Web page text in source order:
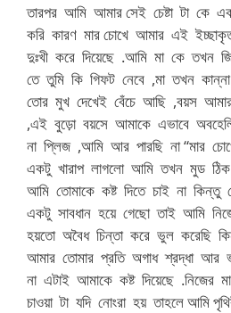
তারপর আমি আমার সেই চেষ্টা টা কে
করি কারণ মার চোখে আমার এই
দুঃখী করে দিয়েছে .আমি মা কে তখন
তে তুমি কি গিফট নেবে ,মা তখন
তোর মুখ দেখেই বেঁচে আছি ,বয়স
,এই বুড়ো বয়সে আমাকে এভাবে
না প্লিজ ,আমি আর পারছি না “মার
একটু খারাপ লাগলো আমি তখন মুড
আমি তোমাকে কষ্ট দিতে চাই না কিন্তু
একটু সাবধান হয়ে গেছো তাই আমি
হয়তো অবৈধ চিন্তা করে ভুল করেছি
আমার তোমার প্রতি অগাধ শ্রদ্ধা আর
না এটাই আমাকে কষ্ট দিয়েছে .নিজের
চাওয়া টা যদি নোংরা হয় তাহলে আমি